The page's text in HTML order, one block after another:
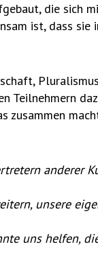
die sich
ist, dass sie
Teilnehmern
zusammen
anderer
unsere
uns helfen,